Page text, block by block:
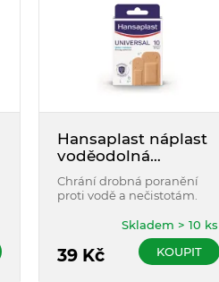
Hansaplast náplast
voděodolná
universal 10 ks
Chrání drobná poranění
proti vodě a nečistotám.
39 Kč
Skladem > 10 ks
KOUPIT